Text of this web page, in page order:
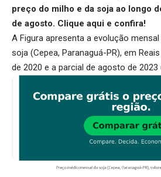
preço do milho e da soja ao longo
de agosto. Clique aqui e confira!
A Figura apresenta a evolução
soja (Cepea, Paranaguá-PR), em
de 2020 e a parcial de agosto de 2023